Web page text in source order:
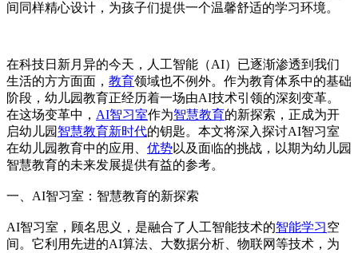
间同样精心设计，为孩子们提供一个温馨舒适的学习环境。
在科技日新月异的今天，人工智能（AI）已逐渐渗透到我们
生活的方方面面， 教育领域也不例外。作为教育体系中的基础
阶段，幼儿园教育正经历着一场由AI技术引领的深刻变革。
在这场变革中， AI智习室作为智慧教育的新探索，正成为开
启幼儿园 智慧教育新时代的钥匙。本文将深入探讨AI智习室
在幼儿园教育中的应用、 优势以及面临的挑战，以期为幼儿园
智慧教育的未来发展提供有益的参考。
一、AI智习室：智慧教育的新探索
AI智习室，顾名思义，是融合了人工智能技术的智能学习空
间。它利用先进的AI算法、大数据分析、物联网等技术，为